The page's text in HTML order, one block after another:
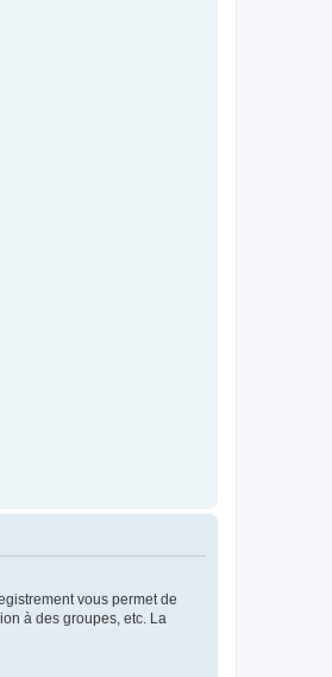
vous permet de
à des groupes, etc. La